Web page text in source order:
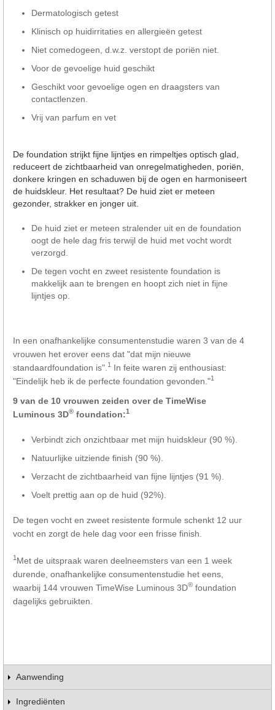
Dermatologisch getest
Klinisch op huidirritaties en allergieën getest
Niet comedogeen, d.w.z. verstopt de poriën niet.
Voor de gevoelige huid geschikt
Geschikt voor gevoelige ogen en draagsters van
contactlenzen.
Vrij van parfum en vet
De foundation strijkt fijne lijntjes en rimpeltjes optisch glad,
reduceert de zichtbaarheid van onregelmatigheden, poriën,
donkere kringen en schaduwen bij de ogen en harmoniseert
de huidskleur. Het resultaat? De huid ziet er meteen
gezonder, strakker en jonger uit.
De huid ziet er meteen stralender uit en de foundation
oogt de hele dag fris terwijl de huid met vocht wordt
verzorgd.
De tegen vocht en zweet resistente foundation is
makkelijk aan te brengen en hoopt zich niet in fijne
lijntjes op.
In een onafhankelijke consumentenstudie waren 3 van de 4
vrouwen het erover eens dat "dat mijn nieuwe
standaardfoundation is". 1
In feite waren zij enthousiast:
"Eindelijk heb ik de perfecte foundation gevonden."1
9 van de 10 vrouwen zeiden over de TimeWise
Luminous 3D® foundation:1
Verbindt zich onzichtbaar met mijn huidskleur (90 %).
Natuurlijke uitziende finish (90 %).
Verzacht de zichtbaarheid van fijne lijntjes (91 %).
Voelt prettig aan op de huid (92%).
De tegen vocht en zweet resistente formule schenkt 12 uur
vocht en zorgt de hele dag voor een frisse finish.
1 Met de uitspraak waren deelneemsters van een 1 week
durende, onafhankelijke consumentenstudie het eens,
waarbij 144 vrouwen TimeWise Luminous 3D® foundation
dagelijks gebruikten.
Aanwending
Ingrediënten